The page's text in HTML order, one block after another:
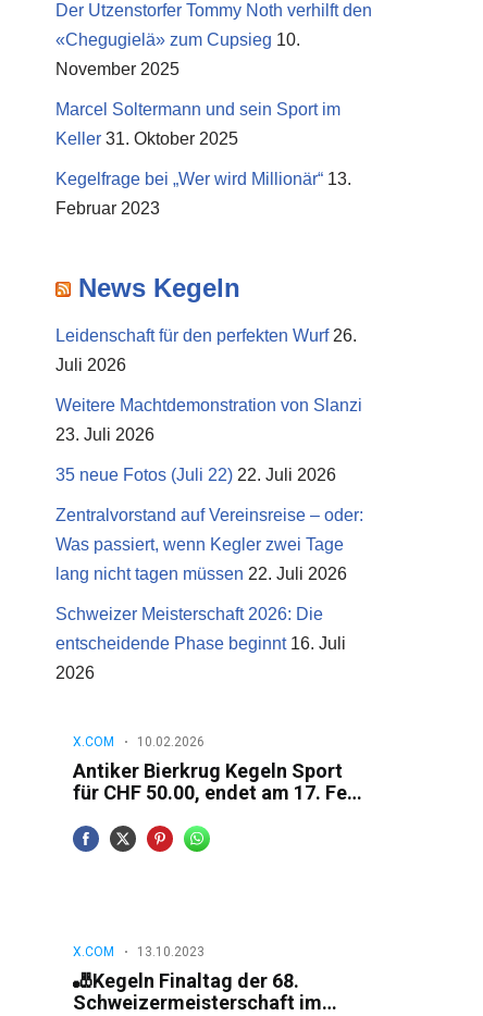
Der Utzenstorfer Tommy Noth verhilft den
«Chegugielä» zum Cupsieg 10.
November 2025
Marcel Soltermann und sein Sport im
Keller 31. Oktober 2025
Kegelfrage bei „Wer wird Millionär“ 13.
Februar 2023
News Kegeln
Leidenschaft für den perfekten Wurf 26.
Juli 2026
Weitere Machtdemonstration von Slanzi
23. Juli 2026
35 neue Fotos (Juli 22) 22. Juli 2026
Zentralvorstand auf Vereinsreise – oder:
Was passiert, wenn Kegler zwei Tage
lang nicht tagen müssen 22. Juli 2026
Schweizer Meisterschaft 2026: Die
entscheidende Phase beginnt 16. Juli
2026